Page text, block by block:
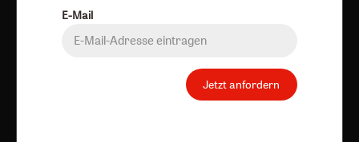
Nutzungsverhalten in Newsletter und E-Mail-Werbung
erfasst und ausgewertet wird, um die Inhalte besser auf
meine Interessen auszurichten. Über einen Link in
Newsletter oder E-Mail kann ich diese Funktion jederzeit
E-Mail
Jetzt anfordern